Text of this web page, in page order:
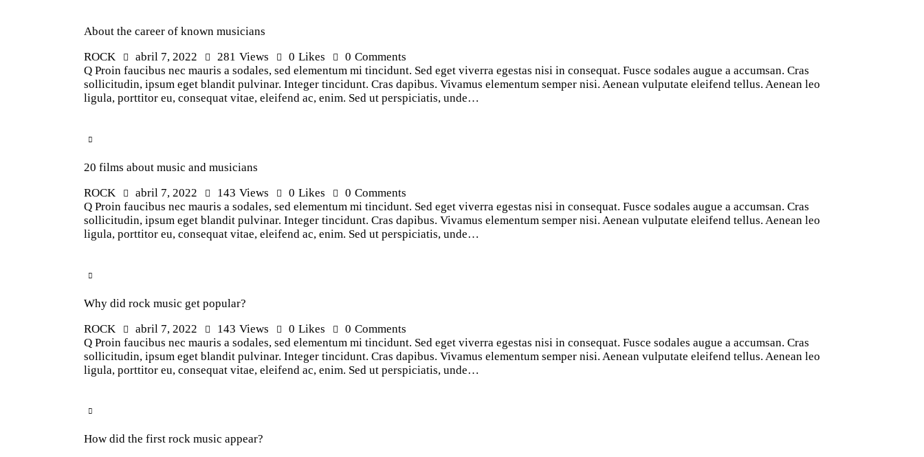
About the career of known musicians
ROCK
abril 7, 2022 281 Views 0 Likes 0 Comments
Q Proin faucibus nec mauris a sodales, sed elementum mi tincidunt. Sed eget viverra egestas nisi in consequat. Fusce sodales augue a accumsan. Cras
sollicitudin, ipsum eget blandit pulvinar. Integer tincidunt. Cras dapibus. Vivamus elementum semper nisi. Aenean vulputate eleifend tellus. Aenean leo
ligula, porttitor eu, consequat vitae, eleifend ac, enim. Sed ut perspiciatis, unde…
20 films about music and musicians
ROCK
abril 7, 2022 143 Views 0 Likes 0 Comments
Q Proin faucibus nec mauris a sodales, sed elementum mi tincidunt. Sed eget viverra egestas nisi in consequat. Fusce sodales augue a accumsan. Cras
sollicitudin, ipsum eget blandit pulvinar. Integer tincidunt. Cras dapibus. Vivamus elementum semper nisi. Aenean vulputate eleifend tellus. Aenean leo
ligula, porttitor eu, consequat vitae, eleifend ac, enim. Sed ut perspiciatis, unde…
Why did rock music get popular?
ROCK
abril 7, 2022 143 Views 0 Likes 0 Comments
Q Proin faucibus nec mauris a sodales, sed elementum mi tincidunt. Sed eget viverra egestas nisi in consequat. Fusce sodales augue a accumsan. Cras
sollicitudin, ipsum eget blandit pulvinar. Integer tincidunt. Cras dapibus. Vivamus elementum semper nisi. Aenean vulputate eleifend tellus. Aenean leo
ligula, porttitor eu, consequat vitae, eleifend ac, enim. Sed ut perspiciatis, unde…
How did the first rock music appear?